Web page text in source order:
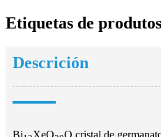
Etiquetas de produtos
Descrición
Bi XeO
O cristal de